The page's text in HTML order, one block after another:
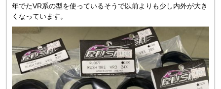
年でたVR系の型を使っているそうで以前よりも少し内外が大き
くなっています。